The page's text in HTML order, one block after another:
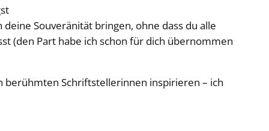
Souveränität bringen, ohne dass du alle
(den Part habe ich schon für dich übernommen
berühmten Schriftstellerinnen inspirieren – ich